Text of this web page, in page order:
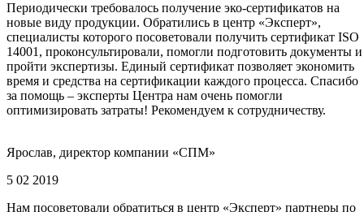
Периодически требовалось получение эко-сертификатов на
новые виду продукции. Обратились в центр «Эксперт»,
специалисты которого посоветовали получить сертификат ISO
14001, проконсультировали, помогли подготовить документы и
пройти экспертизы. Единый сертификат позволяет экономить
время и средства на сертификации каждого процесса. Спасибо
за помощь – эксперты Центра нам очень помогли
оптимизировать затраты! Рекомендуем к сотрудничеству.
Ярослав, директор компании «СПМ»
5 02 2019
Нам посоветовали обратиться в центр «Эксперт» партнеры по